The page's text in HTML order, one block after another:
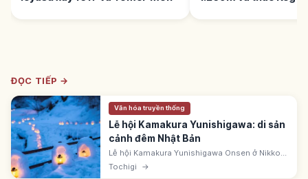
ĐỌC TIẾP →
Văn hóa truyền thống
Lễ hội Kamakura Yunishigawa: di sản
cảnh đêm Nhật Bản
Lễ hội Kamakura Yunishigawa Onsen ở Nikko
(Tochigi) thắp sáng vô số lều tuyết bên sông
Sawaguchi. Di sản Cảnh đêm Nhật Bản. Có ăn
Tochigi →